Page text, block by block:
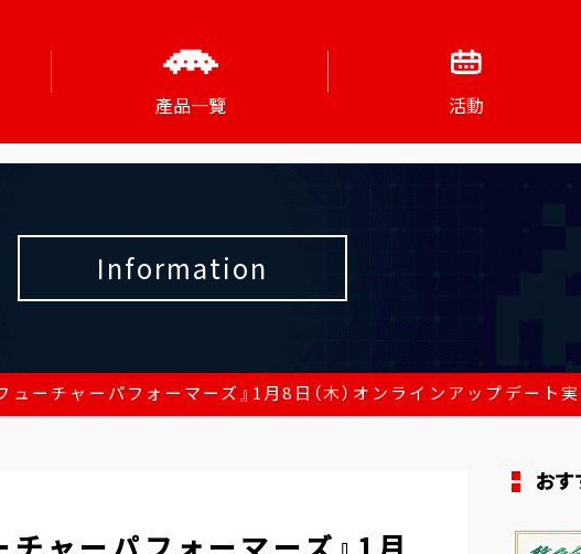
產品一覽 活動
Information
ューチャーパフォーマーズ』1月8日（木）オンラインアップデート
お